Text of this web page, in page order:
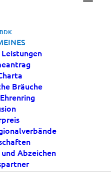
Bräuche
Abzeichen